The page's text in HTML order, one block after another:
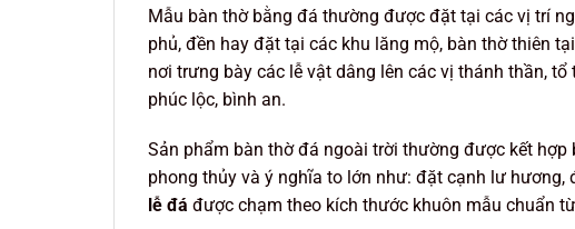
Mẫu bàn thờ bằng đá thường được đặt tại các vị trí
phủ, đền hay đặt tại các khu lăng mộ, bàn thờ thiên
nơi trưng bày các lễ vật dâng lên các vị thánh thần,
phúc lộc, bình an.
Sản phẩm bàn thờ đá ngoài trời thường được kết
phong thủy và ý nghĩa to lớn như: đặt cạnh lư
lễ đá được chạm theo kích thước khuôn mẫu chuẩn